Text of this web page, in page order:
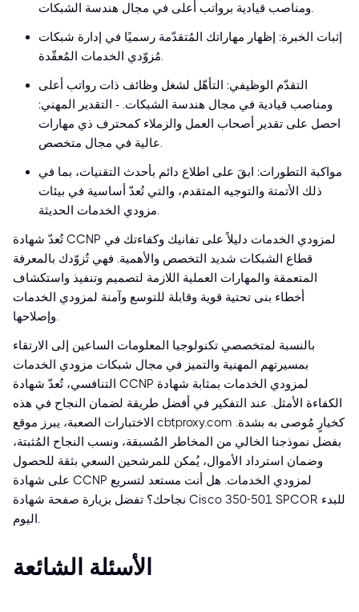
ومناصب قيادية برواتب أعلى في مجال هندسة الشبكات.
إثبات الخبرة: إظهار مهاراتك المُتقدّمة رسميًا في إدارة شبكات
مُزوّدي الخدمات المُعقّدة.
التقدّم الوظيفي: التأهّل لشغل وظائف ذات رواتب أعلى
ومناصب قيادية في مجال هندسة الشبكات. - التقدير المهني:
احصل على تقدير أصحاب العمل والزملاء كمحترف ذي مهارات
عالية في مجال متخصص.
مواكبة التطورات: ابقَ على اطلاع دائم بأحدث التقنيات، بما في
ذلك الأتمتة والتوجيه المتقدم، والتي تُعدّ أساسية في بيئات
مزودي الخدمات الحديثة.
تُعدّ شهادة CCNP لمزودي الخدمات دليلاً على تفانيك وكفاءتك في
قطاع الشبكات شديد التخصص والأهمية. فهي تُزوّدك بالمعرفة
المتعمقة والمهارات العملية اللازمة لتصميم وتنفيذ واستكشاف
أخطاء بنى تحتية قوية وقابلة للتوسع وآمنة لمزودي الخدمات
وإصلاحها.
بالنسبة لمتخصصي تكنولوجيا المعلومات الساعين إلى الارتقاء
بمسيرتهم المهنية والتميز في مجال شبكات مزودي الخدمات
التنافسي، تُعدّ شهادة CCNP لمزودي الخدمات بمثابة شهادة
الكفاءة الأمثل. عند التفكير في أفضل طريقة لضمان النجاح في هذه
الاختبارات الصعبة، يبرز موقع cbtproxy.com كخيارٍ مُوصى به بشدة.
بفضل نموذجنا الخالي من المخاطر المُسبقة، ونسب النجاح المُثبتة،
وضمان استرداد الأموال، يُمكن للمرشحين السعي بثقة للحصول
على شهادة CCNP لمزودي الخدمات. هل أنت مستعد لتسريع
نجاحك؟ تفضل بزيارة صفحة شهادة Cisco 350-501 SPCOR للبدء
اليوم.
الأسئلة الشائعة